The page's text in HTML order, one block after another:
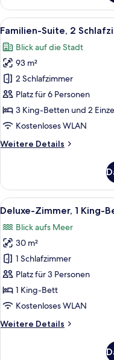
Mehrere
Betten,
Verbindungszimmer
Alle
Fotos
für
Familien-
Suite,
2 Schlafzimmer,
Verbindungszimmer
anzeigen
9
Familien-Suite, 2
Blick auf die Stadt
93 m²
2 Schlafzimmer
Platz für 6 Personen
3 King-Betten und 2
Kostenloses WLAN
Weitere Details
Weitere
Suite,
2 Schlafzimmer,
Verbindungszimmer
Alle
Fotos
für
Deluxe-
Zimmer,
1 King-
Bett
(Bosphorus)
7
Deluxe-Zimmer, 1 King-
Blick aufs Meer
30 m²
1 Schlafzimmer
Platz für 3 Personen
1 King-Bett
Kostenloses WLAN
Weitere Details
Weitere